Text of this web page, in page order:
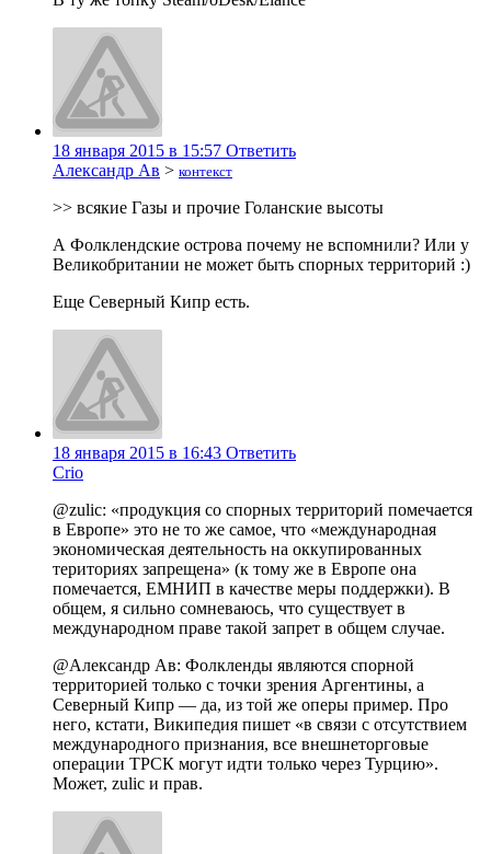
18 января 2015 в 15:57 Ответить
Александр Ав > контекст
>> всякие Газы и прочие Голанские высоты
А Фолклендские острова почему не вспомнили? Или у
Великобритании не может быть спорных территорий :)
Еще Северный Кипр есть.
18 января 2015 в 16:43 Ответить
Crio
@zulic: «продукция со спорных территорий помечается
в Европе» это не то же самое, что «международная
экономическая деятельность на оккупированных
териториях запрещена» (к тому же в Европе она
помечается, ЕМНИП в качестве меры поддержки). В
общем, я сильно сомневаюсь, что существует в
международном праве такой запрет в общем случае.
@Александр Ав: Фолкленды являются спорной
территорией только с точки зрения Аргентины, а
Северный Кипр — да, из той же оперы пример. Про
него, кстати, Википедия пишет «в связи с отсутствием
международного признания, все внешнеторговые
операции ТРСК могут идти только через Турцию».
Может, zulic и прав.